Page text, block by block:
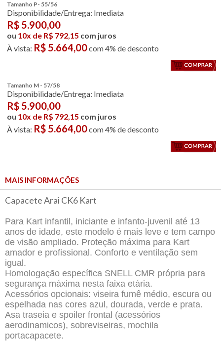
Tamanho P- 55/56
Disponibilidade/Entrega: Imediata
R$ 5.900,00
ou 10x de R$ 792,15 com juros
À vista: R$ 5.664,00com 4% de desconto
Tamanho M - 57/58
Disponibilidade/Entrega: Imediata
R$ 5.900,00
ou 10x de R$ 792,15 com juros
À vista: R$ 5.664,00com 4% de desconto
MAIS INFORMAÇÕES
Capacete Arai CK6 Kart
Para Kart infantil, iniciante e infanto-juvenil até 13
anos de idade, este modelo é mais leve e tem campo
de visão ampliado. Proteção máxima para Kart
amador e profissional. Conforto e ventilação sem
igual.
Homologação específica SNELL CMR própria para
segurança máxima nesta faixa etária.
Acessórios opcionais: viseira fumê médio, escura ou
espelhada nas cores azul, dourada, verde e prata.
Asa traseia e spoiler frontal (acessórios
aerodinamicos), sobreviseiras, mochila
portacapacete.